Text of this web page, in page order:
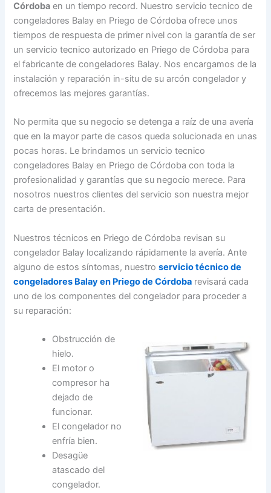
Córdoba en un tiempo record. Nuestro servicio tecnico de
congeladores Balay en Priego de Córdoba ofrece unos
tiempos de respuesta de primer nivel con la garantía de ser
un servicio tecnico autorizado en Priego de Córdoba para
el fabricante de congeladores Balay. Nos encargamos de la
instalación y reparación in-situ de su arcón congelador y
ofrecemos las mejores garantías.
No permita que su negocio se detenga a raíz de una avería
que en la mayor parte de casos queda solucionada en unas
pocas horas. Le brindamos un servicio tecnico
congeladores Balay en Priego de Córdoba con toda la
profesionalidad y garantías que su negocio merece. Para
nosotros nuestros clientes del servicio son nuestra mejor
carta de presentación.
Nuestros técnicos en Priego de Córdoba revisan su
congelador Balay localizando rápidamente la avería. Ante
alguno de estos síntomas, nuestroservicio técnico de
congeladores Balay en Priego de Córdoba revisará cada
uno de los componentes del congelador para proceder a
su reparación:
Obstrucción de
hielo.
El motor o
compresor ha
dejado de
funcionar.
El congelador no
enfría bien.
Desagüe
atascado del
congelador.